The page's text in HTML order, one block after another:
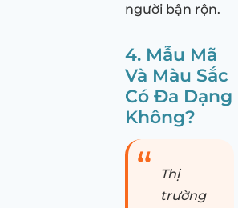
người bận rộn.
4. Mẫu Mã
Và Màu Sắc
Có Đa Dạng
Không?
Thị
trường